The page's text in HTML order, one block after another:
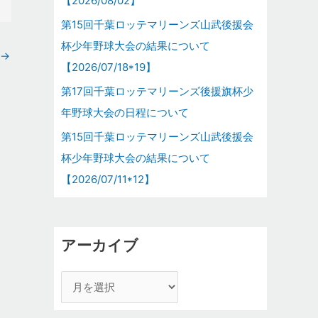
→
第15回千葉ロッテマリーンズ山武後援会
杯少年野球大会の結果について
【2026/07/18*19】
第17回千葉ロッテマリーンズ後援旗杯少
年野球大会の日程について
第15回千葉ロッテマリーンズ山武後援会
杯少年野球大会の結果について
【2026/07/11*12】
アーカイブ